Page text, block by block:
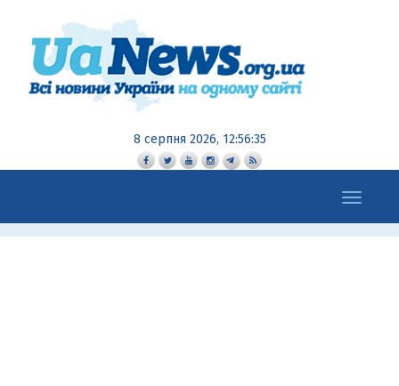
8 серпня 2026, 12:56:36
Toggle
navigation